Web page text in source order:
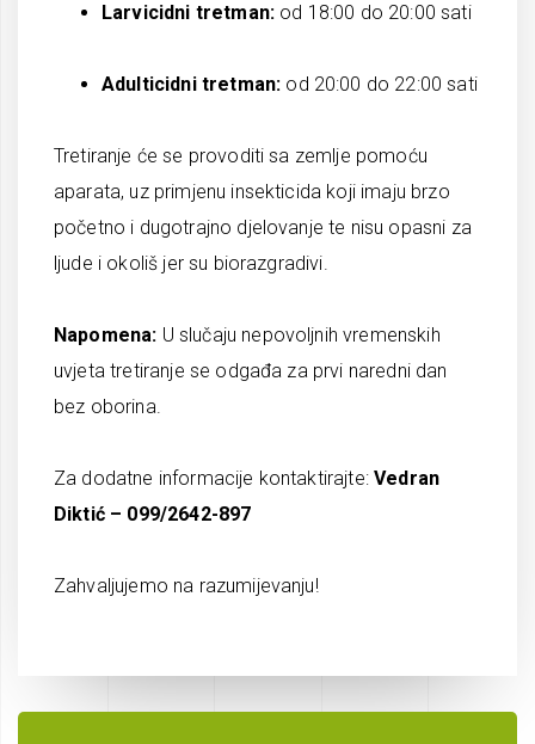
Larvicidni tretman: od 18:00 do 20:00 sati
Adulticidni tretman: od 20:00 do 22:00 sati
Tretiranje će se provoditi sa zemlje pomoću
aparata, uz primjenu insekticida koji imaju brzo
početno i dugotrajno djelovanje te nisu opasni za
ljude i okoliš jer su biorazgradivi.
Napomena: U slučaju nepovoljnih vremenskih
uvjeta tretiranje se odgađa za prvi naredni dan
bez oborina.
Za dodatne informacije kontaktirajte:Vedran
Diktić – 099/2642-897
Zahvaljujemo na razumijevanju!